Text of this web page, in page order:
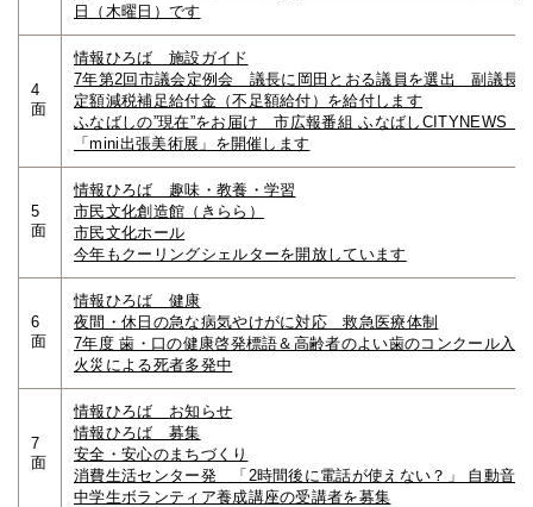
日（木曜日）です
4
面
情報ひろば 施設ガイド
7年第2回市議会定例会 議長に岡田とおる議員を選出 副議長
定額減税補足給付金（不足額給付）を給付します
ふなばしの”現在”をお届け 市広報番組 ふなばしCITYNEWS
「mini出張美術展」を開催します
5
面
情報ひろば 趣味・教養・学習
市民文化創造館（きらら）
市民文化ホール
今年もクーリングシェルターを開放しています
6
面
情報ひろば 健康
夜間・休日の急な病気やけがに対応 救急医療体制
7年度 歯・口の健康啓発標語＆高齢者のよい歯のコンクール入
火災による死者多発中
7
面
情報ひろば お知らせ
情報ひろば 募集
安全・安心のまちづくり
消費生活センター発 「2時間後に電話が使えない？」 自動音
中学生ボランティア養成講座の受講者を募集